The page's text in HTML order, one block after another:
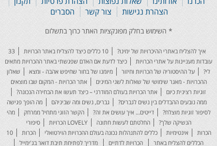
הצהרת נגישות
צור קשר הסברים
איך להצליח באתרי ההיכרויות של ימינו? 10 כללים כיצד להצליח באתר הכרויות
33
עובדות מעניינות על אתרי הכרויות
כיצד לדעת אם האדם שפגשתי באתר ההכרויות מתאים
לי?
על ההיסטוריה של הכרויות וחיזור מיומנו של בחור שחיפש אהבה - ומצא
שאלון
ההכרויות - מאגר שימושי של שאלות לשני המינים
אתר הכרויות - המקום שבו מוצאים
זוגיות רצינית כיום
אתר הכרויות בעולם המודרני – כיצד תעשו את הבחירה הנכונה?
ממה נובעים ההבדלים בין נשים לגברים?
גברים, נשים ומה שביניהם
מה הופך פגישה
לסיפור זוגיות מוצלח?
דייטים... איך עושים את זה? הקשר הזוגי מתחיל ממרחק
מהי
הנשיקה שלך?
החלטתם לעשות חתונה LOVELY הכרויות
סיפורי
הכרות
אינטימיות כללים להתנהלות נכונה בעולם ההכרויות הוירטואלי הכרות
10
הכללים להצליח באתר
הכרויות לדתיים מדריך לפתיחת תיבת דואר בג'ימייל